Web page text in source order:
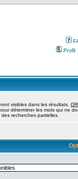
Profil
visibles dans les résultats, OR
déterminer les mots qui ne
recherches partielles.